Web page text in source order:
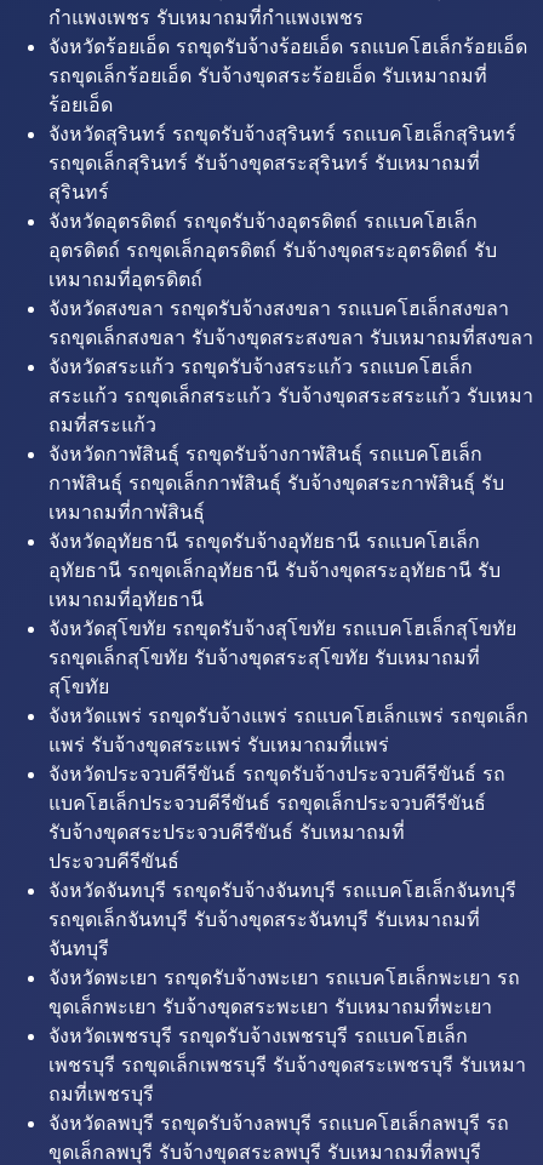
กำแพงเพชร รับเหมาถมที่กำแพงเพชร
จังหวัดร้อยเอ็ด รถขุดรับจ้างร้อยเอ็ด รถแบคโฮเล็กร้อยเอ็ด
รถขุดเล็กร้อยเอ็ด รับจ้างขุดสระร้อยเอ็ด รับเหมาถมที่
ร้อยเอ็ด
จังหวัดสุรินทร์ รถขุดรับจ้างสุรินทร์ รถแบคโฮเล็กสุรินทร์
รถขุดเล็กสุรินทร์ รับจ้างขุดสระสุรินทร์ รับเหมาถมที่
สุรินทร์
จังหวัดอุตรดิตถ์ รถขุดรับจ้างอุตรดิตถ์ รถแบคโฮเล็ก
อุตรดิตถ์ รถขุดเล็กอุตรดิตถ์ รับจ้างขุดสระอุตรดิตถ์ รับ
เหมาถมที่อุตรดิตถ์
จังหวัดสงขลา รถขุดรับจ้างสงขลา รถแบคโฮเล็กสงขลา
รถขุดเล็กสงขลา รับจ้างขุดสระสงขลา รับเหมาถมที่สงขลา
จังหวัดสระแก้ว รถขุดรับจ้างสระแก้ว รถแบคโฮเล็ก
สระแก้ว รถขุดเล็กสระแก้ว รับจ้างขุดสระสระแก้ว รับเหมา
ถมที่สระแก้ว
จังหวัดกาฬสินธุ์ รถขุดรับจ้างกาฬสินธุ์ รถแบคโฮเล็ก
กาฬสินธุ์ รถขุดเล็กกาฬสินธุ์ รับจ้างขุดสระกาฬสินธุ์ รับ
เหมาถมที่กาฬสินธุ์
จังหวัดอุทัยธานี รถขุดรับจ้างอุทัยธานี รถแบคโฮเล็ก
อุทัยธานี รถขุดเล็กอุทัยธานี รับจ้างขุดสระอุทัยธานี รับ
เหมาถมที่อุทัยธานี
จังหวัดสุโขทัย รถขุดรับจ้างสุโขทัย รถแบคโฮเล็กสุโขทัย
รถขุดเล็กสุโขทัย รับจ้างขุดสระสุโขทัย รับเหมาถมที่
สุโขทัย
จังหวัดแพร่ รถขุดรับจ้างแพร่ รถแบคโฮเล็กแพร่ รถขุดเล็ก
แพร่ รับจ้างขุดสระแพร่ รับเหมาถมที่แพร่
จังหวัดประจวบคีรีขันธ์ รถขุดรับจ้างประจวบคีรีขันธ์ รถ
แบคโฮเล็กประจวบคีรีขันธ์ รถขุดเล็กประจวบคีรีขันธ์
รับจ้างขุดสระประจวบคีรีขันธ์ รับเหมาถมที่
ประจวบคีรีขันธ์
จังหวัดจันทบุรี รถขุดรับจ้างจันทบุรี รถแบคโฮเล็กจันทบุรี
รถขุดเล็กจันทบุรี รับจ้างขุดสระจันทบุรี รับเหมาถมที่
จันทบุรี
จังหวัดพะเยา รถขุดรับจ้างพะเยา รถแบคโฮเล็กพะเยา รถ
ขุดเล็กพะเยา รับจ้างขุดสระพะเยา รับเหมาถมที่พะเยา
จังหวัดเพชรบุรี รถขุดรับจ้างเพชรบุรี รถแบคโฮเล็ก
เพชรบุรี รถขุดเล็กเพชรบุรี รับจ้างขุดสระเพชรบุรี รับเหมา
ถมที่เพชรบุรี
จังหวัดลพบุรี รถขุดรับจ้างลพบุรี รถแบคโฮเล็กลพบุรี รถ
ขุดเล็กลพบุรี รับจ้างขุดสระลพบุรี รับเหมาถมที่ลพบุรี